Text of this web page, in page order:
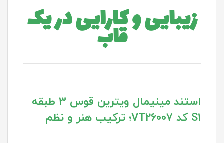
زیبایی و کارایی در یک
قاب
استند مینیمال ویترین قوس 3 طبقه
S1 کد VT26007؛ ترکیب هنر و نظم